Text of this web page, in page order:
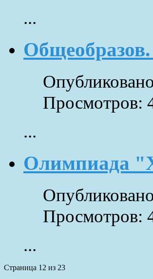
...
Просмотров:
...
Олимпиада
Просмотров:
...
Страница 12 из 23